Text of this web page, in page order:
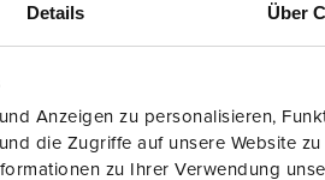
Details Über
Anzeigen zu personalisieren,
die Zugriffe auf unsere Website zu
zu Ihrer Verwendung
8617073
Text (.rtf)
8617073